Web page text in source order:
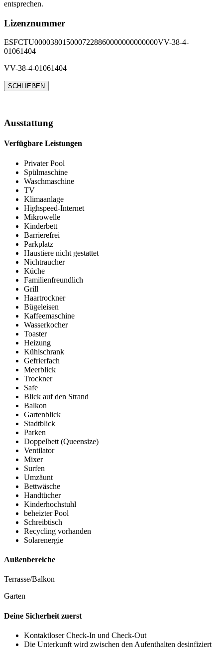
entsprechen.
Lizenznummer
ESFCTU0000380150007228860000000000000VV-38-4-
01061404
VV-38-4-01061404
SCHLIEẞEN
Ausstattung
Verfügbare Leistungen
Privater Pool
Spülmaschine
Waschmaschine
TV
Klimaanlage
Highspeed-Internet
Mikrowelle
Kinderbett
Barrierefrei
Parkplatz
Haustiere nicht gestattet
Nichtraucher
Küche
Familienfreundlich
Grill
Haartrockner
Bügeleisen
Kaffeemaschine
Wasserkocher
Toaster
Heizung
Kühlschrank
Gefrierfach
Meerblick
Trockner
Safe
Blick auf den Strand
Balkon
Gartenblick
Stadtblick
Parken
Doppelbett (Queensize)
Ventilator
Mixer
Surfen
Umzäunt
Bettwäsche
Handtücher
Kinderhochstuhl
beheizter Pool
Schreibtisch
Recycling vorhanden
Solarenergie
Außenbereiche
Terrasse/Balkon
Garten
Deine Sicherheit zuerst
Kontaktloser Check-In und Check-Out
Die Unterkunft wird zwischen den Aufenthalten desinfiziert